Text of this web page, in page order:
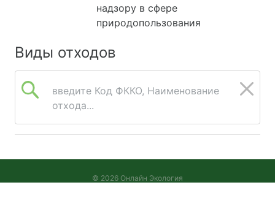
надзору в сфере
природопользования
Виды отходов
введите Код ФККО, Наименование
отхода...
© 2026 Онлайн Экология